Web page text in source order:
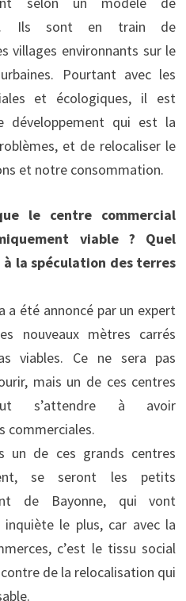
Ils sont en train de
villages environnants sur le
Pourtant avec les
et écologiques, il est
développement qui est la
et de relocaliser le
et notre consommation.
le centre commercial
viable ? Quel
la spéculation des terres
a été annoncé par un expert
nouveaux mètres carrés
viables. Ce ne sera pas
mais un de ces centres
s’attendre à avoir
commerciales.
un de ces grands centres
se seront les petits
de Bayonne, qui vont
inquiète le plus, car avec la
c’est le tissu social
de la relocalisation qui